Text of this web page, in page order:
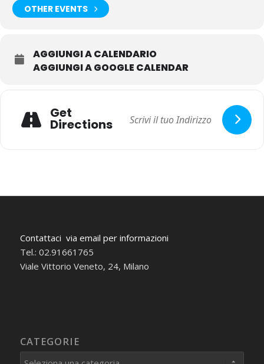
OTHER EVENTS
AGGIUNGI A CALENDARIO
AGGIUNGI A GOOGLE CALENDAR
Get
Directions
Contattaci via email per informazioni
Tel.: 02.91661765
Viale Vittorio Veneto, 24, Milano
CATEGORIE
Categorie